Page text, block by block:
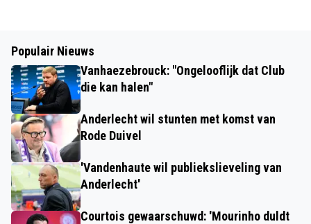
Populair Nieuws
Vanhaezebrouck: "Ongelooflijk dat Club
die kan halen"
Anderlecht wil stunten met komst van
Rode Duivel
'Vandenhaute wil publiekslieveling van
Anderlecht'
Courtois gewaarschuwd: 'Mourinho duldt